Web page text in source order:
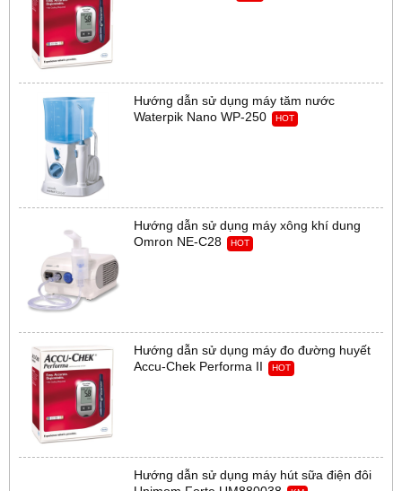
Hướng dẫn sử dụng máy tăm nước
Waterpik Nano WP-250
HOT
Hướng dẫn sử dụng máy xông khí dung
Omron NE-C28
HOT
Hướng dẫn sử dụng máy đo đường huyết
Accu-Chek Performa II
HOT
Hướng dẫn sử dụng máy hút sữa điện đôi